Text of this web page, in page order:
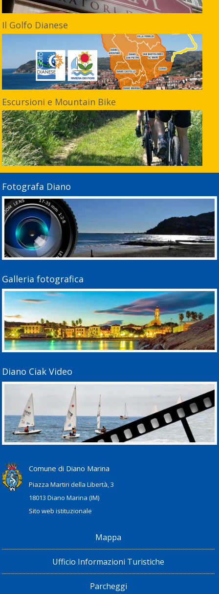
Il Golfo Dianese
Escursioni e Mountain Bike
Fotografa Diano
Galleria fotografica
Diano Ciak Video
Comune di Diano Marina
Piazza Martiri della Libertà, 3
18013 Diano Marina (IM)
Sito web istituzionale
Mappa
Ufficio Informazioni Turistiche
Parcheggi